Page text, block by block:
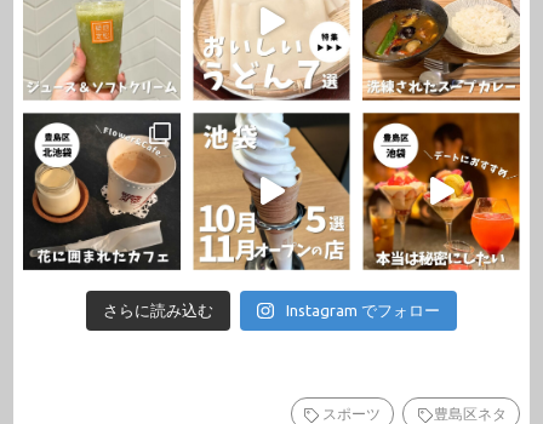
さらに読み込む Instagram でフォロー
スポーツ 豊島区ネタ